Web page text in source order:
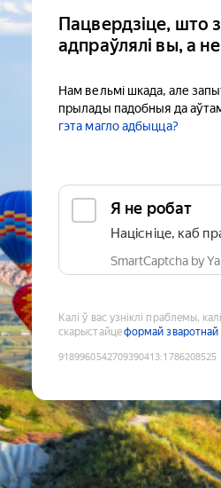
Пацвердзіце, што
адпраўлялі вы, а
Нам вельмі шкада, але
прылады падобныя да
гэта магло адбыцца?
Я не робат
Націсніце, каб
SmartCaptcha by
Калі ў вас узніклі праблемы,
скарыстайцеформай зваротнай
9189960542709390413:1786208525